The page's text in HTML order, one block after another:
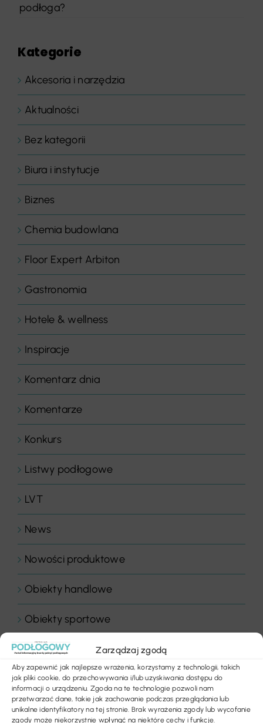
Zarządzaj zgodą
Aby zapewnić jak najlepsze wrażenia, korzystamy z technologii, takich
jak pliki cookie, do przechowywania i/lub uzyskiwania dostępu do
informacji o urządzeniu. Zgoda na te technologie pozwoli nam
przetwarzać dane, takie jak zachowanie podczas przeglądania lub
unikalne identyfikatory na tej stronie. Brak wyrażenia zgody lub wycofanie
zgody może niekorzystnie wpłynąć na niektóre cechy i funkcje.
podłoga?
Kategorie
Akcesoria i narzędzia
Aktualności
Bez kategorii
Biura i instytucje
Biznes
Chemia budowlana
Floor Expert Arbiton
Gastronomia
Hotele & wellness
Inspiracje
Komentarz dnia
Komentarze
Konkurs
Listwy podłogowe
LVT
News
Nowości produktowe
Obiekty handlowe
Obiekty sportowe
Ogłoszenia
Panele drewniane
Parkiety